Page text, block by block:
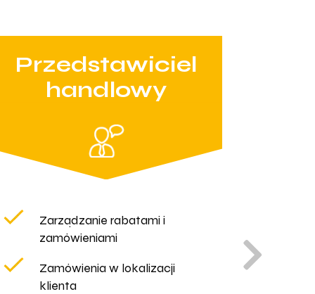
Przedstawiciel
handlowy
Zarządzanie rabatami i
zamówieniami
Zamówienia w lokalizacji
klienta